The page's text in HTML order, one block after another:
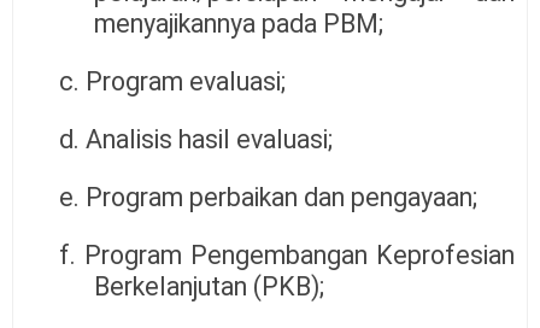
menyajikannya pada PBM;
c. Program evaluasi;
d. Analisis hasil evaluasi;
e. Program perbaikan dan pengayaan;
f. Program Pengembangan Keprofesian
Berkelanjutan (PKB);